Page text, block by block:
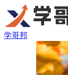
学哥邦